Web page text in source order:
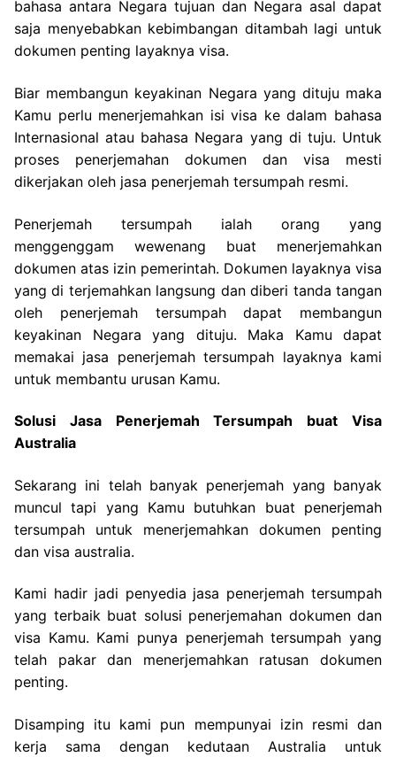
bahasa antara Negara tujuan dan Negara asal dapat
saja menyebabkan kebimbangan ditambah lagi untuk
dokumen penting layaknya visa.
Biar membangun keyakinan Negara yang dituju maka
Kamu perlu menerjemahkan isi visa ke dalam bahasa
Internasional atau bahasa Negara yang di tuju. Untuk
proses penerjemahan dokumen dan visa mesti
dikerjakan oleh jasa penerjemah tersumpah resmi.
Penerjemah tersumpah ialah orang yang
menggenggam wewenang buat menerjemahkan
dokumen atas izin pemerintah. Dokumen layaknya visa
yang di terjemahkan langsung dan diberi tanda tangan
oleh penerjemah tersumpah dapat membangun
keyakinan Negara yang dituju. Maka Kamu dapat
memakai jasa penerjemah tersumpah layaknya kami
untuk membantu urusan Kamu.
Solusi Jasa Penerjemah Tersumpah buat Visa
Australia
Sekarang ini telah banyak penerjemah yang banyak
muncul tapi yang Kamu butuhkan buat penerjemah
tersumpah untuk menerjemahkan dokumen penting
dan visa australia.
Kami hadir jadi penyedia jasa penerjemah tersumpah
yang terbaik buat solusi penerjemahan dokumen dan
visa Kamu. Kami punya penerjemah tersumpah yang
telah pakar dan menerjemahkan ratusan dokumen
penting.
Disamping itu kami pun mempunyai izin resmi dan
kerja sama dengan kedutaan Australia untuk